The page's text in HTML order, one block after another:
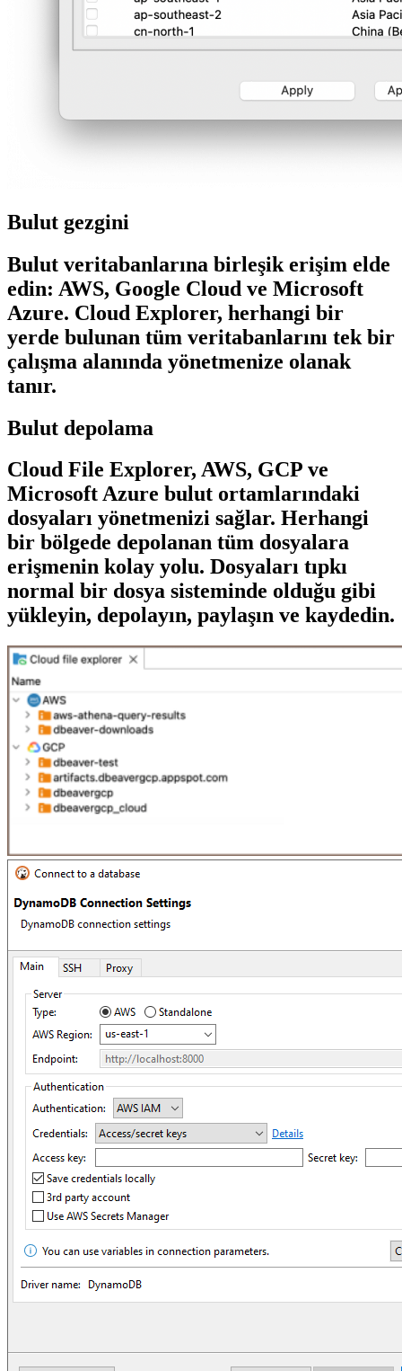
Bulut gezgini
Bulut veritabanlarına birleşik erişim elde
edin: AWS, Google Cloud ve Microsoft
Azure. Cloud Explorer, herhangi bir
yerde bulunan tüm veritabanlarını tek bir
çalışma alanında yönetmenize olanak
tanır.
Bulut depolama
Cloud File Explorer, AWS, GCP ve
Microsoft Azure bulut ortamlarındaki
dosyaları yönetmenizi sağlar. Herhangi
bir bölgede depolanan tüm dosyalara
erişmenin kolay yolu. Dosyaları tıpkı
normal bir dosya sisteminde olduğu gibi
yükleyin, depolayın, paylaşın ve kaydedin.